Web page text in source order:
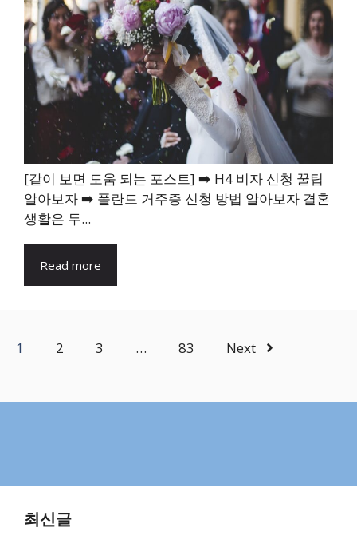
[같이 보면 도움 되는 포스트] ➡️ H4 비자 신청 꿀팁
알아보자 ➡️ 폴란드 거주증 신청 방법 알아보자 결혼
생활은 두...
Read more
1 2 3 … 83 Next
최신글